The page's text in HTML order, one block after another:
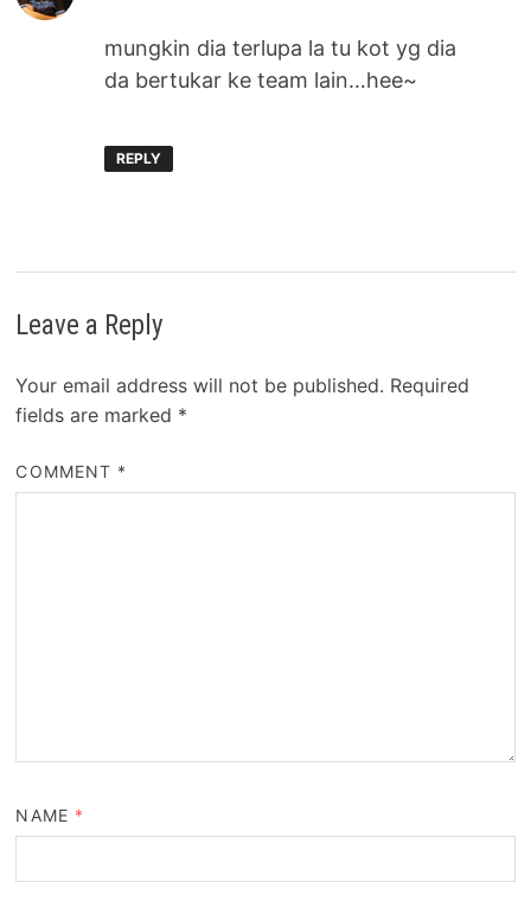
mungkin dia terlupa la tu kot yg dia
da bertukar ke team lain…hee~
REPLY
Leave a Reply
Your email address will not be published. Required
fields are marked *
COMMENT *
NAME *